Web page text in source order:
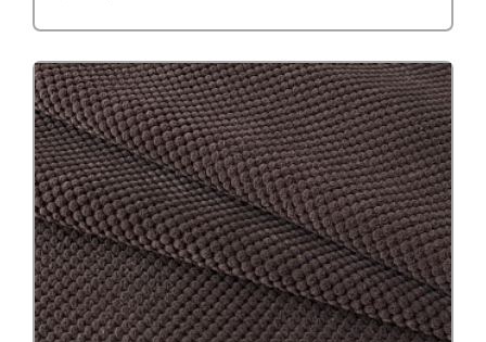
Устойчивость к истиранию:
Состав:
Устойчивость к истиранию:более 100 000
циклов
Состав:полиэстер (PES) 100%